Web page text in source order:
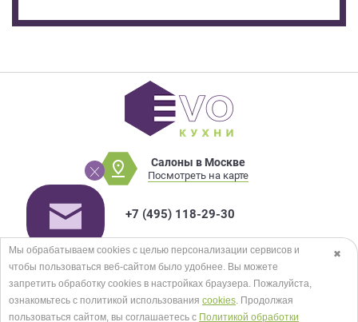
Салоны в Москве
Посмотреть на карте
+7 (495) 118-29-30
Заказать звонок ✖
Мы обрабатываем cookies с целью персонализации сервисов и
чтобы пользоваться веб-сайтом было удобнее. Вы можете
запретить обработку сookies в настройках браузера. Пожалуйста,
ознакомьтесь с политикой использования cookies. Продолжая
пользоваться сайтом, вы соглашаетесь с Политикой обработки